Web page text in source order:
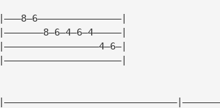
|———8—6———————————————|
|———————8—6—4—6—4—————|
|—————————————————4—6—|
|—————————————————————|